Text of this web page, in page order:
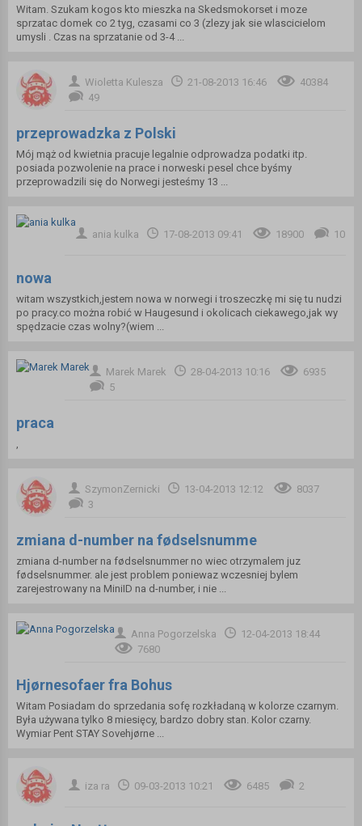
Witam. Szukam kogos kto mieszka na Skedsmokorset i moze
sprzatac domek co 2 tyg, czasami co 3 (zlezy jak sie wlascicielom
umysli . Czas na sprzatanie od 3-4 ...
Wioletta Kulesza 21-08-2013 16:46
40384
49
przeprowadzka z Polski
Mój mąż od kwietnia pracuje legalnie odprowadza podatki itp.
posiada pozwolenie na prace i norweski pesel chce byśmy
przeprowadzili się do Norwegi jesteśmy 13 ...
ania kulka 17-08-2013 09:41 18900 10
nowa
witam wszystkich,jestem nowa w norwegi i troszeczkę mi się tu nudzi
po pracy.co można robić w Haugesund i okolicach ciekawego,jak wy
spędzacie czas wolny?(wiem ...
Marek Marek 28-04-2013 10:16
6935
5
praca
,
SzymonZernicki 13-04-2013 12:12
8037
3
zmiana d-number na fødselsnumme
zmiana d-number na fødselsnummer no wiec otrzymalem juz
fødselsnummer. ale jest problem poniewaz wczesniej bylem
zarejestrowany na MiniID na d-number, i nie ...
Anna Pogorzelska
12-04-2013 18:44
7680
Hjørnesofaer fra Bohus
Witam Posiadam do sprzedania sofę rozkładaną w kolorze czarnym.
Była używana tylko 8 miesięcy, bardzo dobry stan. Kolor czarny.
Wymiar Pent STAY Sovehjørne ...
iza ra 09-03-2013 10:21 6485 2